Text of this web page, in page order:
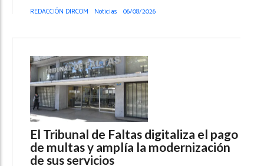
REDACCIÓN DIRCOM Noticias 06/08/2026
El Tribunal de Faltas digitaliza el pago
de multas y amplía la modernización
de sus servicios